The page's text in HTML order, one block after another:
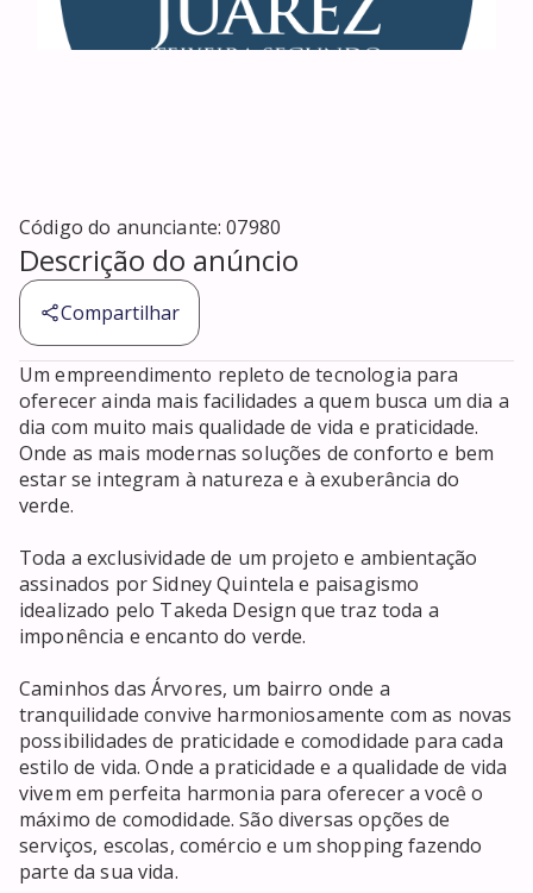
Código do anunciante:07980
Descrição do anúncio
Compartilhar
Um empreendimento repleto de tecnologia para
oferecer ainda mais facilidades a quem busca um dia a
dia com muito mais qualidade de vida e praticidade.
Onde as mais modernas soluções de conforto e bem
estar se integram à natureza e à exuberância do
verde.
Toda a exclusividade de um projeto e ambientação
assinados por Sidney Quintela e paisagismo
idealizado pelo Takeda Design que traz toda a
imponência e encanto do verde.
Caminhos das Árvores, um bairro onde a
tranquilidade convive harmoniosamente com as novas
possibilidades de praticidade e comodidade para cada
estilo de vida. Onde a praticidade e a qualidade de vida
vivem em perfeita harmonia para oferecer a você o
máximo de comodidade. São diversas opções de
serviços, escolas, comércio e um shopping fazendo
parte da sua vida.